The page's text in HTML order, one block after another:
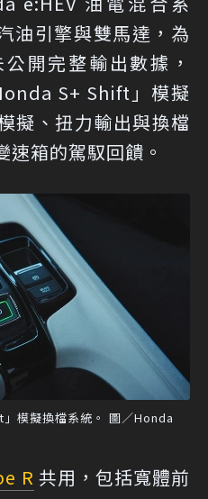
油引擎與雙馬達，為
開完整輸出數據，
S+ Shift」模擬
擬、扭力輸出與換檔
箱的駕馭回饋。
模擬換檔系統。 圖／Honda
R 共用，包括寬體前